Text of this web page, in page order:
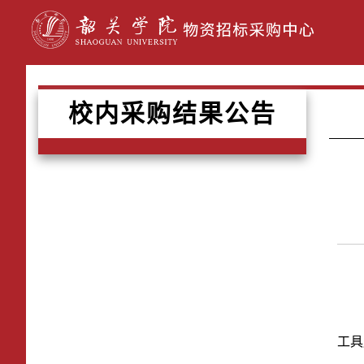
校内采购结果公告
工